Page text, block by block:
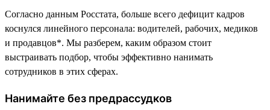
Согласно данным Росстата, больше всего дефицит кадров
коснулся линейного персонала: водителей, рабочих, медиков
и продавцов*. Мы разберем, каким образом стоит
выстраивать подбор, чтобы эффективно нанимать
сотрудников в этих сферах.
Нанимайте без предрассудков